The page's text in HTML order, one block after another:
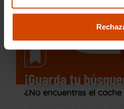
¡Guarda tu
¿No encuentras el coche